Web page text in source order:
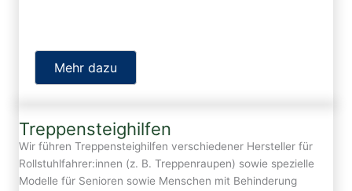
Mehr dazu
Treppensteighilfen
Wir führen Treppensteighilfen verschiedener Hersteller für
Rollstuhlfahrer:innen (z. B. Treppenraupen) sowie spezielle
Modelle für Senioren sowie Menschen mit Behinderung